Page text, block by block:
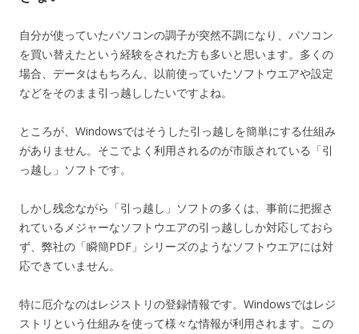
自分が使っていたパソコンの調子が突然不調になり、パソコン
を買い替えたという経験をされた方も多いと思います。多くの
場合、データはもちろん、以前使っていたソフトウエアや設定
などをそのまま引っ越ししたいですよね。
ところが、Windowsではそうした引っ越しを簡単にする仕組み
がありません。そこでよく利用されるのが市販されている「引
っ越し」ソフトです。
しかし残念ながら「引っ越し」ソフトの多くは、事前に把握さ
れているメジャーなソフトウエアの引っ越ししか対応しておら
ず、弊社の「瞬簡PDF」シリーズのようなソフトウエアには対
応できていません。
特に厄介なのはレジストリの登録情報です。Windowsではレジ
ストリという仕組みを使って様々な情報が利用されます。この